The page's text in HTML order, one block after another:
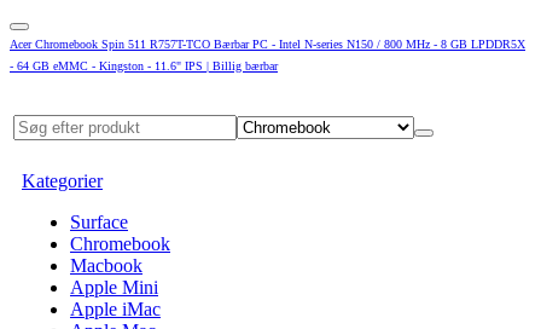
Acer Chromebook Spin 511 R757T-TCO Bærbar PC - Intel N-series N150 / 800 MHz - 8 GB LPDDR5X
- 64 GB eMMC - Kingston - 11.6" IPS | Billig bærbar
Kategorier
Surface
Chromebook
Macbook
Apple Mini
Apple iMac